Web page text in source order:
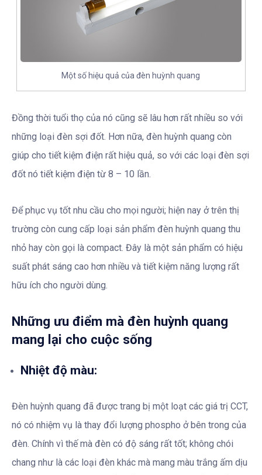
Một số hiệu quả của đèn huỳnh quang
Đồng thời tuổi thọ của nó cũng sẽ lâu hơn rất nhiều so với
những loại đèn sợi đốt. Hơn nữa, đèn huỳnh quang còn
giúp cho tiết kiệm điện rất hiệu quả, so với các loại đèn sợi
đốt nó tiết kiệm điện từ 8 – 10 lần.
Để phục vụ tốt nhu cầu cho mọi người; hiện nay ở trên thị
trường còn cung cấp loại sản phẩm đèn huỳnh quang thu
nhỏ hay còn gọi là compact. Đây là một sản phẩm có hiệu
suất phát sáng cao hơn nhiều và tiết kiệm năng lượng rất
hữu ích cho người dùng.
Những ưu điểm mà đèn huỳnh quang
mang lại cho cuộc sống
Nhiệt độ màu:
Đèn huỳnh quang đã được trang bị một loạt các giá trị CCT,
nó có nhiệm vụ là thay đổi lượng phospho ở bên trong của
đèn. Chính vì thế mà đèn có độ sáng rất tốt; không chói
chang như là các loại đèn khác mà mang màu trắng ấm dịu